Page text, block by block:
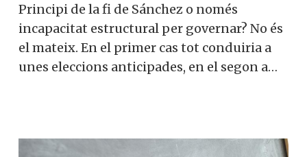
Principi de la fi de Sánchez o només
incapacitat estructural per governar? No és
el mateix. En el primer cas tot conduiria a
unes eleccions anticipades, en el segon a…